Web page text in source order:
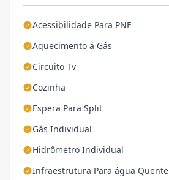
Acessibilidade Para PNE
Aquecimento á Gás
Circuito Tv
Cozinha
Espera Para Split
Gás Individual
Hidrômetro Individual
Infraestrutura Para água Quente